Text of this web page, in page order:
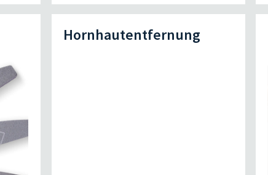
Hornhautentfernung